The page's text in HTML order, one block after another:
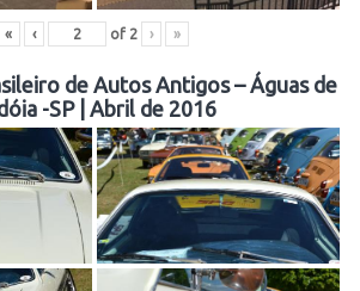
« ‹ of 2 › »
de Autos Antigos – Águas de
-SP | Abril de 2016